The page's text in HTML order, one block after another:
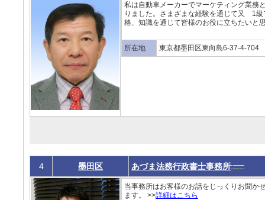
私は自動車メーカーでマーケティング業務
りました。さまざまな経験を通じて又 1
格、知識を通じて皆様のお役に立ちたいと
所在地 東京都墨田区東向島6-37-4-704
4 墨田区 あづま法務行政書士事務所
当事務所はお客様のお話をじっくりお聞か
ます。 >>詳細はこちら